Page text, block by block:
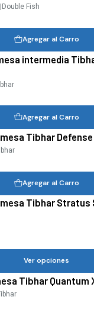
Double Fish
Agregar al Carro
intermedia
Agregar al Carro
Tibhar
Agregar al Carro
Tibhar Stratus
Ver opciones
Tibhar Quantum